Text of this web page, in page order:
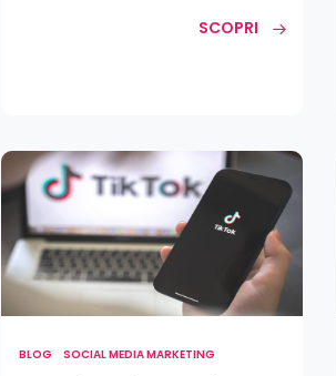
SCOPRI
Come
fare
video
su
TikTok:
guida
completa
BLOG SOCIAL MEDIA MARKETING